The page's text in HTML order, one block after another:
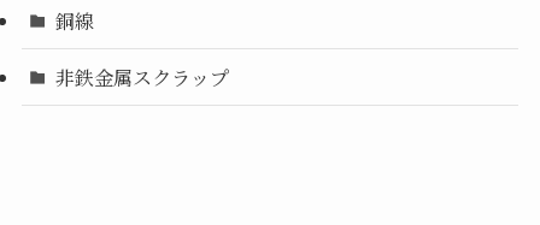
銅線
非鉄金属スクラップ